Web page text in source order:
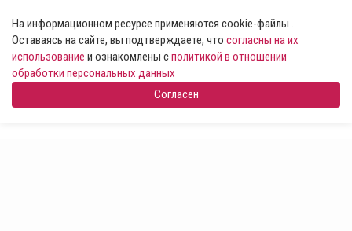
На информационном ресурсе применяются cookie-файлы .
Оставаясь на сайте, вы подтверждаете, что согласны на их
использование и ознакомлены сполитикой в отношении
обработки персональных данных
Согласен